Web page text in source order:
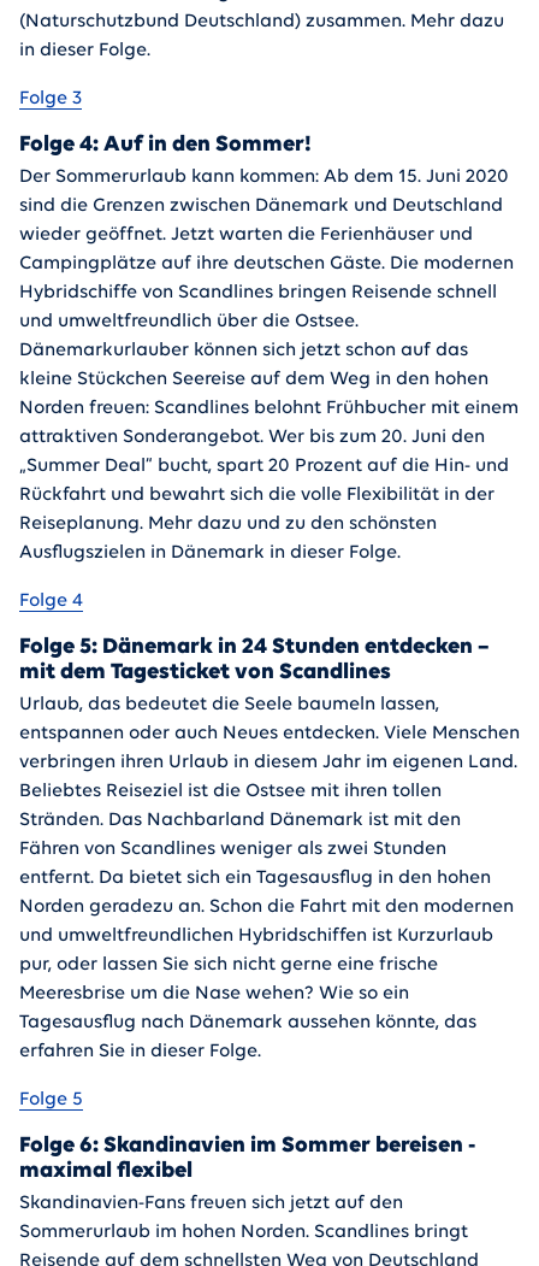
(Naturschutzbund Deutschland) zusammen. Mehr dazu
in dieser Folge.
Folge 3
Folge 4: Auf in den Sommer!
Der Sommerurlaub kann kommen: Ab dem 15. Juni 2020
sind die Grenzen zwischen Dänemark und Deutschland
wieder geöffnet. Jetzt warten die Ferienhäuser und
Campingplätze auf ihre deutschen Gäste. Die modernen
Hybridschiffe von Scandlines bringen Reisende schnell
und umweltfreundlich über die Ostsee.
Dänemarkurlauber können sich jetzt schon auf das
kleine Stückchen Seereise auf dem Weg in den hohen
Norden freuen: Scandlines belohnt Frühbucher mit einem
attraktiven Sonderangebot. Wer bis zum 20. Juni den
„Summer Deal“ bucht, spart 20 Prozent auf die Hin- und
Rückfahrt und bewahrt sich die volle Flexibilität in der
Reiseplanung. Mehr dazu und zu den schönsten
Ausflugszielen in Dänemark in dieser Folge.
Folge 4
Folge 5: Dänemark in 24 Stunden entdecken –
mit dem Tagesticket von Scandlines
Urlaub, das bedeutet die Seele baumeln lassen,
entspannen oder auch Neues entdecken. Viele Menschen
verbringen ihren Urlaub in diesem Jahr im eigenen Land.
Beliebtes Reiseziel ist die Ostsee mit ihren tollen
Stränden. Das Nachbarland Dänemark ist mit den
Fähren von Scandlines weniger als zwei Stunden
entfernt. Da bietet sich ein Tagesausflug in den hohen
Norden geradezu an. Schon die Fahrt mit den modernen
und umweltfreundlichen Hybridschiffen ist Kurzurlaub
pur, oder lassen Sie sich nicht gerne eine frische
Meeresbrise um die Nase wehen? Wie so ein
Tagesausflug nach Dänemark aussehen könnte, das
erfahren Sie in dieser Folge.
Folge 5
Folge 6: Skandinavien im Sommer bereisen -
maximal flexibel
Skandinavien-Fans freuen sich jetzt auf den
Sommerurlaub im hohen Norden. Scandlines bringt
Reisende auf dem schnellsten Weg von Deutschland